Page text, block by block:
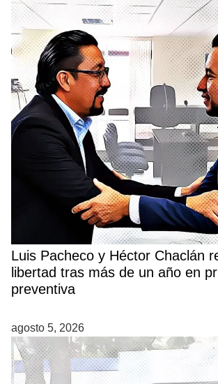
Luis Pacheco y Héctor Chaclán
libertad tras más de un año en
preventiva
agosto 5, 2026